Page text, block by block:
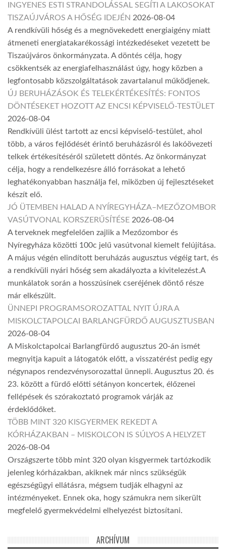
INGYENES ESTI STRANDOLÁSSAL SEGÍTI A LAKOSOKAT
TISZAÚJVÁROS A HŐSÉG IDEJÉN 2026-08-04
A rendkívüli hőség és a megnövekedett energiaigény miatt
átmeneti energiatakarékossági intézkedéseket vezetett be
Tiszaújváros önkormányzata. A döntés célja, hogy
csökkentsék az energiafelhasználást úgy, hogy közben a
legfontosabb közszolgáltatások zavartalanul működjenek.
ÚJ BERUHÁZÁSOK ÉS TELEKÉRTÉKESÍTÉS: FONTOS
DÖNTÉSEKET HOZOTT AZ ENCSI KÉPVISELŐ-TESTÜLET
2026-08-04
Rendkívüli ülést tartott az encsi képviselő-testület, ahol
több, a város fejlődését érintő beruházásról és lakóövezeti
telkek értékesítéséről született döntés. Az önkormányzat
célja, hogy a rendelkezésre álló forrásokat a lehető
leghatékonyabban használja fel, miközben új fejlesztéseket
készít elő.
JÓ ÜTEMBEN HALAD A NYÍREGYHÁZA–MEZŐZOMBOR
VASÚTVONAL KORSZERŰSÍTÉSE 2026-08-04
A terveknek megfelelően zajlik a Mezőzombor és
Nyíregyháza közötti 100c jelű vasútvonal kiemelt felújítása.
A május végén elindított beruházás augusztus végéig tart, és
a rendkívüli nyári hőség sem akadályozta a kivitelezést.A
munkálatok során a hosszúsínek cseréjének döntő része
már elkészült.
ÜNNEPI PROGRAMSOROZATTAL NYIT ÚJRA A
MISKOLCTAPOLCAI BARLANGFÜRDŐ AUGUSZTUSBAN
2026-08-04
A Miskolctapolcai Barlangfürdő augusztus 20-án ismét
megnyitja kapuit a látogatók előtt, a visszatérést pedig egy
négynapos rendezvénysorozattal ünnepli. Augusztus 20. és
23. között a fürdő előtti sétányon koncertek, élőzenei
fellépések és szórakoztató programok várják az
érdeklődőket.
TÖBB MINT 320 KISGYERMEK REKEDT A
KÓRHÁZAKBAN – MISKOLCON IS SÚLYOS A HELYZET
2026-08-04
Országszerte több mint 320 olyan kisgyermek tartózkodik
jelenleg kórházakban, akiknek már nincs szükségük
egészségügyi ellátásra, mégsem tudják elhagyni az
intézményeket. Ennek oka, hogy számukra nem sikerült
megfelelő gyermekvédelmi elhelyezést biztosítani.
ARCHÍVUM